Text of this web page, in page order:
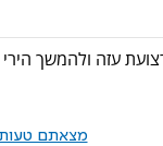
עזה ולהמשך הירי
מצאתם טעות